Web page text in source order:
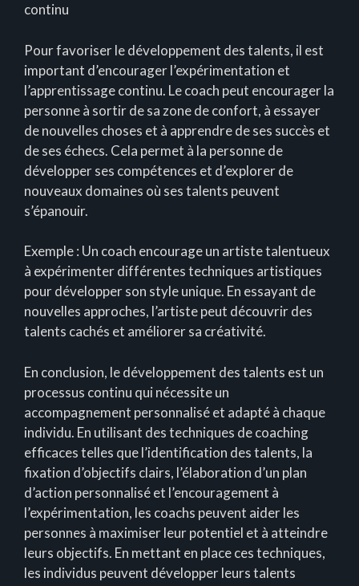
continu
Pour favoriser le développement des talents, il est
important d’encourager l’expérimentation et
l’apprentissage continu. Le coach peut encourager la
personne à sortir de sa zone de confort, à essayer
de nouvelles choses et à apprendre de ses succès et
de ses échecs. Cela permet à la personne de
développer ses compétences et d’explorer de
nouveaux domaines où ses talents peuvent
s’épanouir.
Exemple : Un coach encourage un artiste talentueux
à expérimenter différentes techniques artistiques
pour développer son style unique. En essayant de
nouvelles approches, l’artiste peut découvrir des
talents cachés et améliorer sa créativité.
En conclusion, le développement des talents est un
processus continu qui nécessite un
accompagnement personnalisé et adapté à chaque
individu. En utilisant des techniques de coaching
efficaces telles que l’identification des talents, la
fixation d’objectifs clairs, l’élaboration d’un plan
d’action personnalisé et l’encouragement à
l’expérimentation, les coachs peuvent aider les
personnes à maximiser leur potentiel et à atteindre
leurs objectifs. En mettant en place ces techniques,
les individus peuvent développer leurs talents